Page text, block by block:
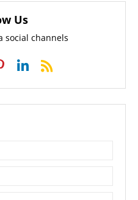
Us
social channels